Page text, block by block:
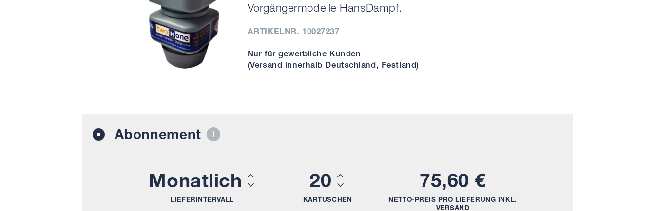
Vorgängermodelle HansDampf.
ARTIKELNR. 10027237
Nur für gewerbliche Kunden
(Versand innerhalb Deutschland, Festland)
Abonnement
Monatlich
LIEFERINTERVALL
20
KARTUSCHEN
75,60 €
NETTO-PREIS PRO LIEFERUNG INKL.
VERSAND